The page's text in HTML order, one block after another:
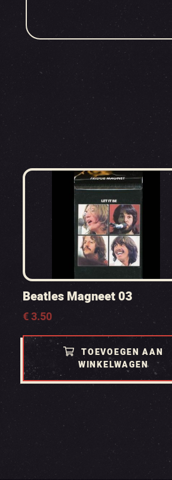
Beatles Magneet 03
€3.50
TOEVOEGEN AAN
WINKELWAGEN